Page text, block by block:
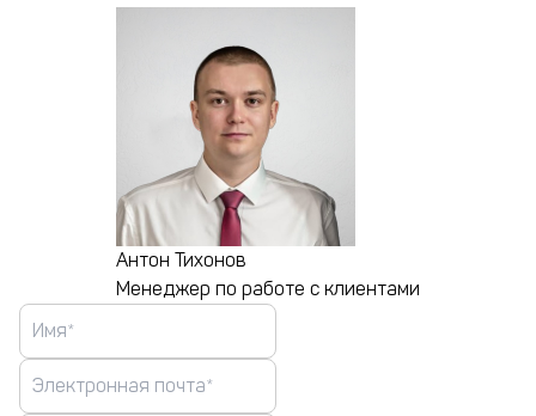
Антон Тихонов
Менеджер по работе с клиентами